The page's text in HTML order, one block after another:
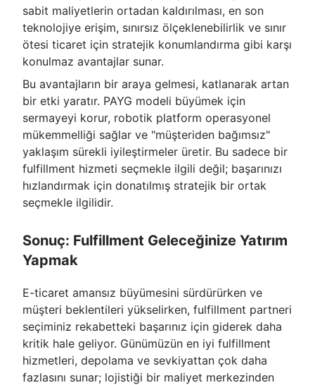
sabit maliyetlerin ortadan kaldırılması, en son
teknolojiye erişim, sınırsız ölçeklenebilirlik ve sınır
ötesi ticaret için stratejik konumlandırma gibi karşı
konulmaz avantajlar sunar.
Bu avantajların bir araya gelmesi, katlanarak artan
bir etki yaratır. PAYG modeli büyümek için
sermayeyi korur, robotik platform operasyonel
mükemmelliği sağlar ve "müşteriden bağımsız"
yaklaşım sürekli iyileştirmeler üretir. Bu sadece bir
fulfillment hizmeti seçmekle ilgili değil; başarınızı
hızlandırmak için donatılmış stratejik bir ortak
seçmekle ilgilidir.
Sonuç: Fulfillment Geleceğinize Yatırım
Yapmak
E-ticaret amansız büyümesini sürdürürken ve
müşteri beklentileri yükselirken, fulfillment partneri
seçiminiz rekabetteki başarınız için giderek daha
kritik hale geliyor. Günümüzün en iyi fulfillment
hizmetleri, depolama ve sevkiyattan çok daha
fazlasını sunar; lojistiği bir maliyet merkezinden